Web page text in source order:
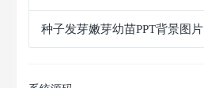
种子发芽嫩芽幼苗PPT背景图片